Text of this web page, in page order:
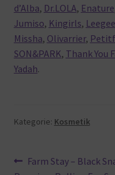
d’Alba, Dr.LOLA, Enature
Jumiso, Kingirls,
Missha, Olivarrier,
SON&PARK, Thank You
Yadah.
Kategorie: Kosmetik
Vorheriger
Farm Stay – Black